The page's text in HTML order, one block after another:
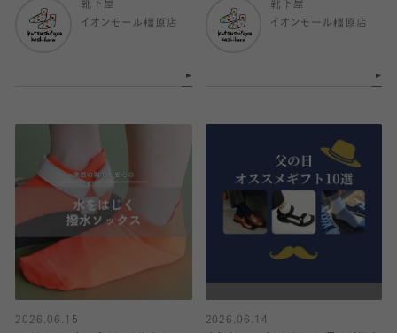
靴下屋
イオンモール橿原店
靴下屋
イオンモール橿原店
2026.06.15
2026.06.14